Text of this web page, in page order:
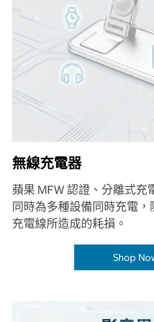
無線充電器
蘋果 MFW 認證、分離式充
同時為多種設備同時充電
充電線所造成的耗損。
Shop